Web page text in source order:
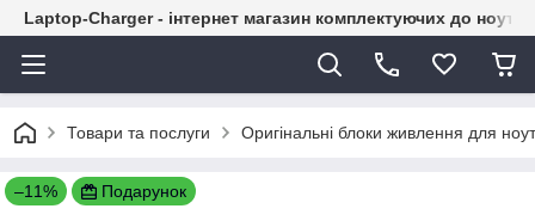
Laptop-Charger - інтернет магазин комплектуючих до
Товари та послуги Оригінальні блоки живлення для
–11% Подарунок